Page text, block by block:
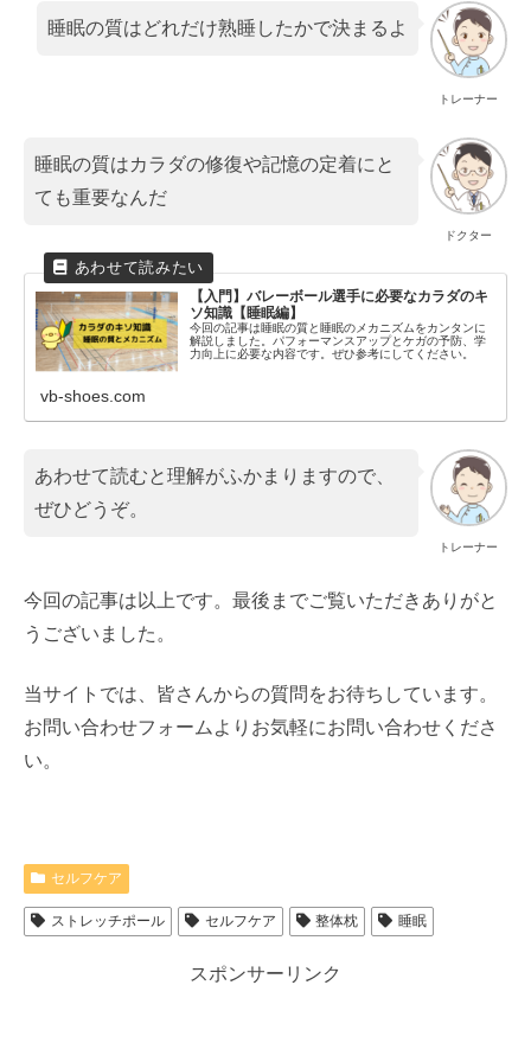
トレーナー
睡眠の質はどれだけ熟睡したかで決まるよ
ドクター
睡眠の質はカラダの修復や記憶の定着にと
ても重要なんだ
【入門】バレーボール選手に必要なカラダのキ
ソ知識【睡眠編】
今回の記事は睡眠の質と睡眠のメカニズムをカンタンに
解説しました。パフォーマンスアップとケガの予防、学
力向上に必要な内容です。ぜひ参考にしてください。
vb-shoes.com
トレーナー
あわせて読むと理解がふかまりますので、
ぜひどうぞ。
今回の記事は以上です。最後までご覧いただきありがと
うございました。
当サイトでは、皆さんからの質問をお待ちしています。
お問い合わせフォームよりお気軽にお問い合わせくださ
い。
セルフケア
ストレッチポール セルフケア 整体枕 睡眠
スポンサーリンク